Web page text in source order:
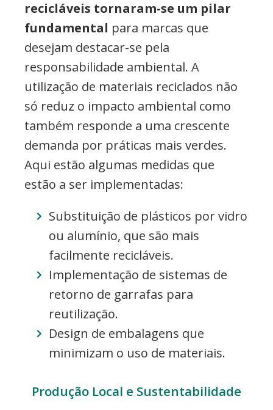
recicláveis tornaram-se um pilar
fundamental para marcas que
desejam destacar-se pela
responsabilidade ambiental. A
utilização de materiais reciclados não
só reduz o impacto ambiental como
também responde a uma crescente
demanda por práticas mais verdes.
Aqui estão algumas medidas que
estão a ser implementadas:
Substituição de plásticos por vidro
ou alumínio, que são mais
facilmente recicláveis.
Implementação de sistemas de
retorno de garrafas para
reutilização.
Design de embalagens que
minimizam o uso de materiais.
Produção Local e Sustentabilidade